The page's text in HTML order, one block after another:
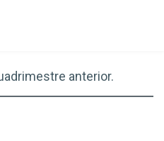
anterior.